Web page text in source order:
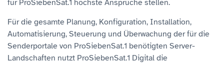
für ProSiebenSat.1 höchste Ansprüche stellen.
Für die gesamte Planung, Konfiguration, Installation,
Automatisierung, Steuerung und Überwachung der für die
Senderportale von ProSiebenSat.1 benötigten Server-
Landschaften nutzt ProSiebenSat.1 Digital die